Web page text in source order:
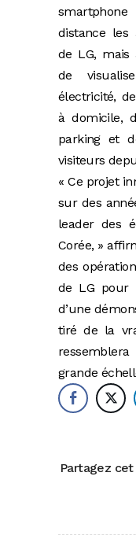
distance les
de LG, mais
de
électricité,
à domicile,
parking et
visiteurs
« Ce projet
sur des
leader des
Corée, »
des
de LG pour
d’une
tiré de la
grande
Partagez